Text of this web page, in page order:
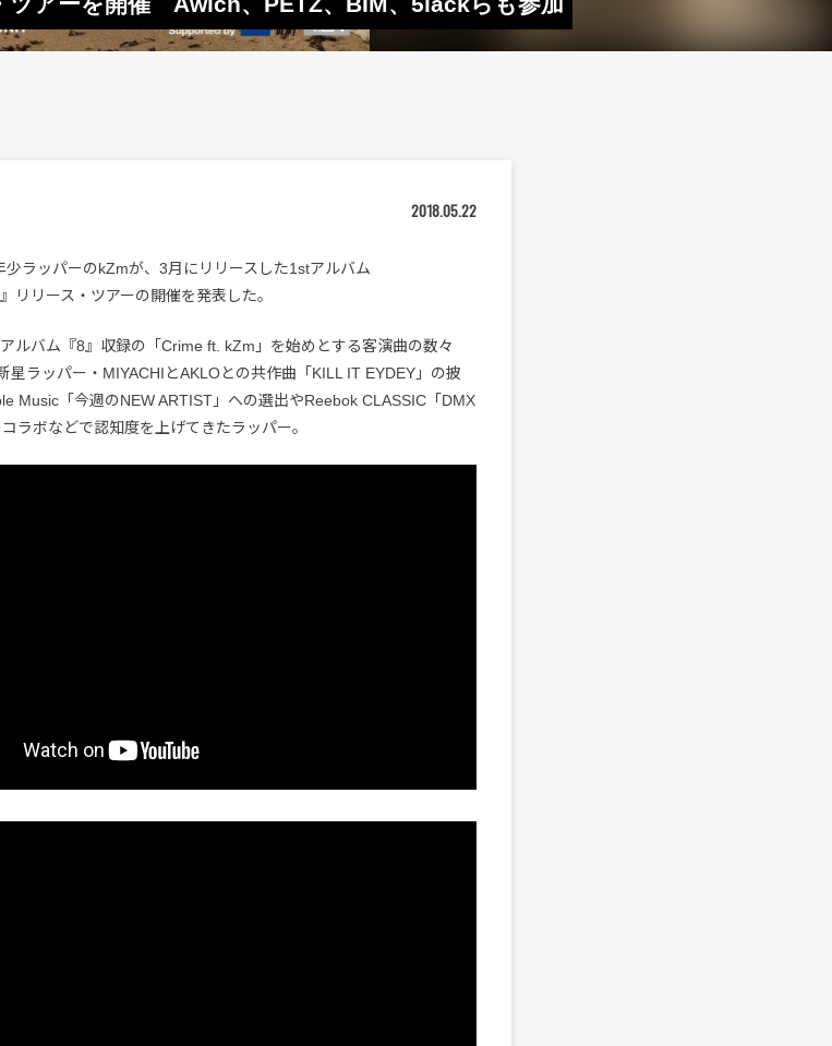
2018.05.22
少ラッパーのkZmが、3月にリリースした1stアルバム
リリース・ツアーの開催を発表した。
ルバム『8』収録の「Crime ft. kZm」を始めとする客演曲の数々
星ラッパー・MIYACHIとAKLOとの共作曲「KILL IT EYDEY」の披
Music「今週のNEW ARTIST」への選出やReebok CLASSIC「DMX
ラボなどで認知度を上げてきたラッパー。